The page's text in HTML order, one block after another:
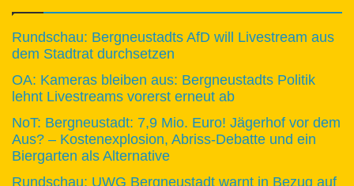
Rundschau: Bergneustadts AfD will Livestream aus
dem Stadtrat durchsetzen
OA: Kameras bleiben aus: Bergneustadts Politik
lehnt Livestreams vorerst erneut ab
NoT: Bergneustadt: 7,9 Mio. Euro! Jägerhof vor dem
Aus? – Kostenexplosion, Abriss-Debatte und ein
Biergarten als Alternative
Rundschau: UWG Bergneustadt warnt in Bezug auf